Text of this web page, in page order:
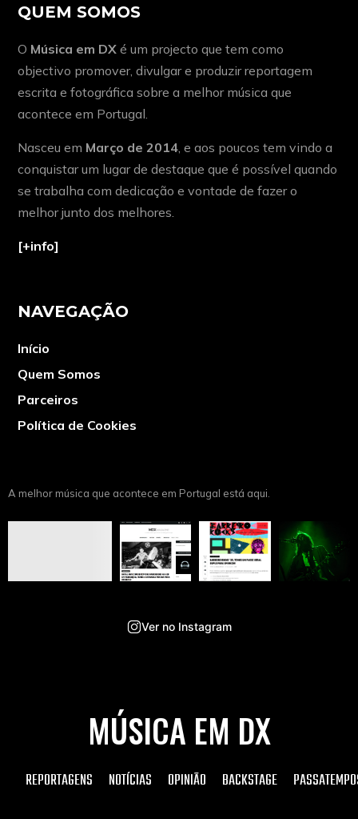
QUEM SOMOS
O Música em DX é um projecto que tem como
objectivo promover, divulgar e produzir reportagem
escrita e fotográfica sobre a melhor música que
acontece em Portugal.
Nasceu em Março de 2014 , e aos poucos tem vindo a
conquistar um lugar de destaque que é possível quando
se trabalha com dedicação e vontade de fazer o
melhor junto dos melhores.
[+info]
NAVEGAÇÃO
Início
Quem Somos
Parceiros
Política de Cookies
A melhor música que acontece em Portugal está aqui.
Ver no Instagram
MÚSICA EM DX
REPORTAGENS NOTÍCIAS OPINIÃO BACKSTAGE